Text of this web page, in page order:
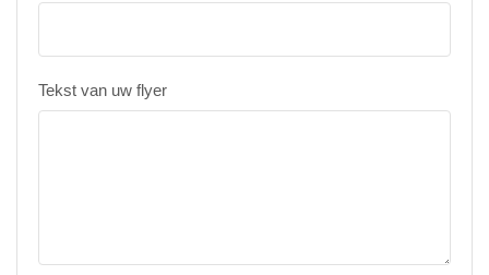
Tekst van uw flyer